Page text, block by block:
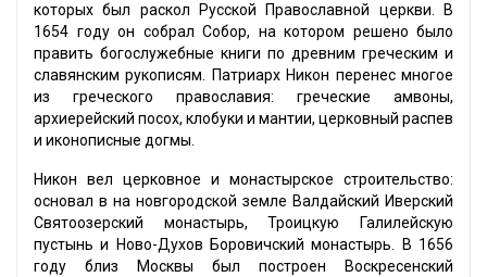
которых был раскол Русской Православной церкви. В
1654 году он собрал Собор, на котором решено было
править богослужебные книги по древним греческим и
славянским рукописям. Патриарх Никон перенес многое
из греческого православия: греческие амвоны,
архиерейский посох, клобуки и мантии, церковный распев
и иконописные догмы.
Никон вел церковное и монастырское строительство:
основал в на новгородской земле Валдайский Иверский
Святоозерский монастырь, Троицкую Галилейскую
пустынь и Ново-Духов Боровичский монастырь. В 1656
году близ Москвы был построен Воскресенский